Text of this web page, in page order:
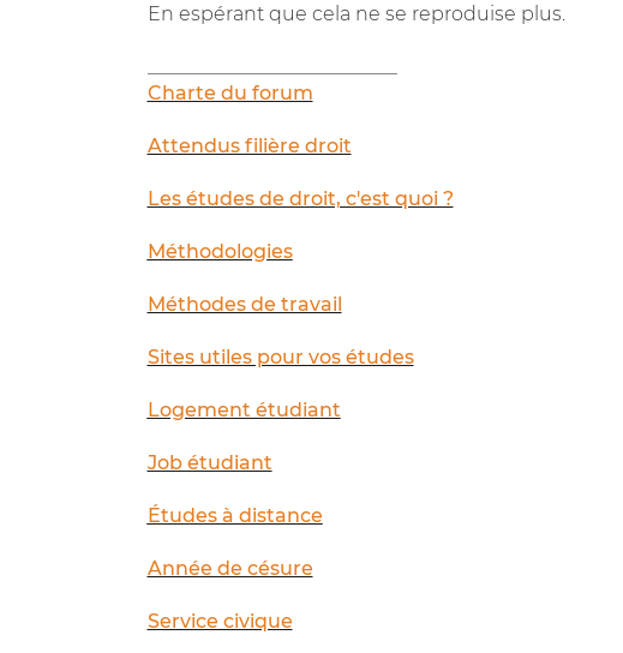
En espérant que cela ne se reproduise plus.
Charte du forum
Attendus filière droit
Les études de droit, c'est quoi ?
Méthodologies
Méthodes de travail
Sites utiles pour vos études
Logement étudiant
Job étudiant
Études à distance
Année de césure
Service civique